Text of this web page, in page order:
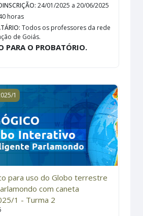
:24/01/2025 a 20/06/2025
horas
:Todos os professores da rede
de Goiás.
PARA O PROBATÓRIO.
para uso do Globo terrestre
1
para uso do Globo terrestre
com caneta
1 - Turma 2